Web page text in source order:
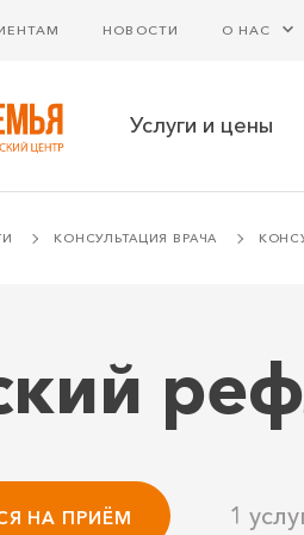
НОВОСТИ О НАС
Услуги и цены
КОНСУЛЬТАЦИЯ ВРАЧА
НА ПРИЁМ 1